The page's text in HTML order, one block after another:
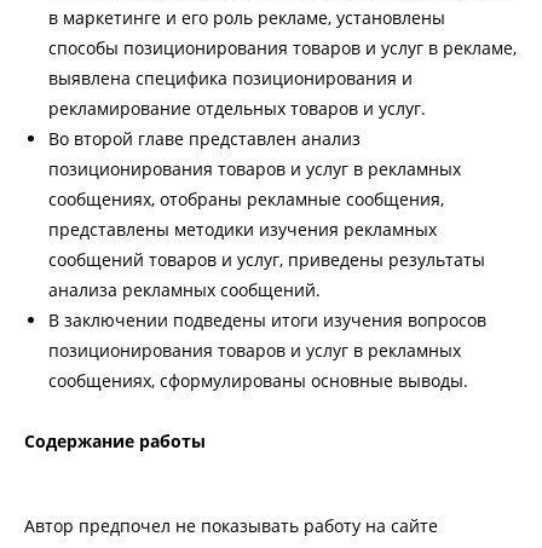
в маркетинге и его роль рекламе, установлены
способы позиционирования товаров и услуг в рекламе,
выявлена специфика позиционирования и
рекламирование отдельных товаров и услуг.
Во второй главе представлен анализ
позиционирования товаров и услуг в рекламных
сообщениях, отобраны рекламные сообщения,
представлены методики изучения рекламных
сообщений товаров и услуг, приведены результаты
анализа рекламных сообщений.
В заключении подведены итоги изучения вопросов
позиционирования товаров и услуг в рекламных
сообщениях, сформулированы основные выводы.
Содержание работы
Автор предпочел не показывать работу на сайте